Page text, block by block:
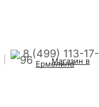
8 (499) 113-17-
96 Магазин в
Ермолино